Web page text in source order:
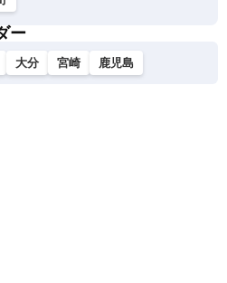
ー
大分 宮崎 鹿児島